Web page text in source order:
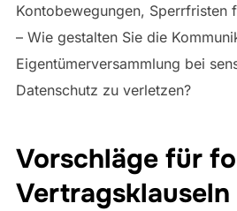
Kontobewegungen, Sperrfristen
– Wie gestalten Sie die
Eigentümerversammlung bei
Datenschutz zu verletzen?
Vorschläge für
Vertragsklauseln